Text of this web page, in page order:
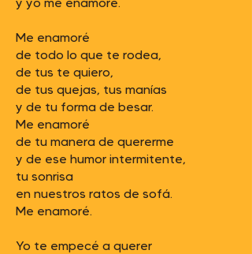
Me enamoré
de todo lo que te rodea,
de tus te quiero,
de tus quejas, tus manías
y de tu forma de besar.
Me enamoré
de tu manera de quererme
y de ese humor intermitente,
tu sonrisa
en nuestros ratos de sofá.
Me enamoré.
Yo te empecé a querer